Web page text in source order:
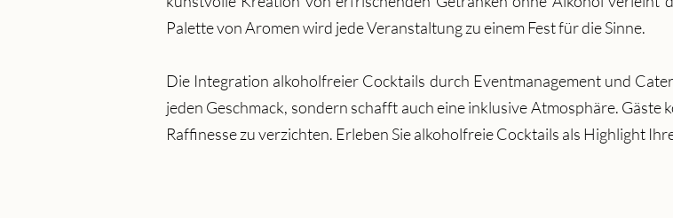
Palette von Aromen wird jede Veranstaltung zu einem Fest für die Sinne.
Die Integration alkoholfreier Cocktails durch Eventmanagement und
jeden Geschmack, sondern schafft auch eine inklusive Atmosphäre. Gäste
Raffinesse zu verzichten. Erleben Sie alkoholfreie Cocktails als Highlight